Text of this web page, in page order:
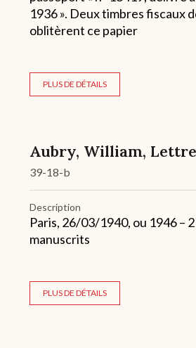
1936 ». Deux timbres fiscaux
oblitèrent ce papier
PLUS DE DÉTAILS
Aubry, William,
39-18-b
Description
Paris, 26/03/1940, ou 1946 –
manuscrits
PLUS DE DÉTAILS